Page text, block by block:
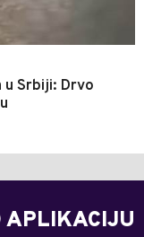
Srbiji: Drvo
APLIKACIJU